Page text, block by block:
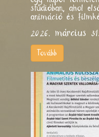
stúdióban, ahol
animáció és
2026. március 31.
Tovább